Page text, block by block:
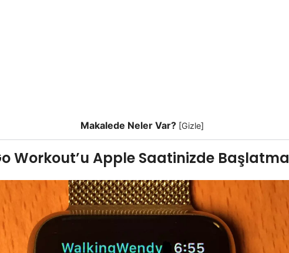
Makalede Neler Var? [Gizle]
Workout’u Apple Saatinizde Başlatma